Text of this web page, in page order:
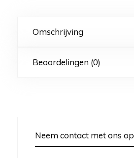
Omschrijving
Beoordelingen (0)
Neem contact met ons op